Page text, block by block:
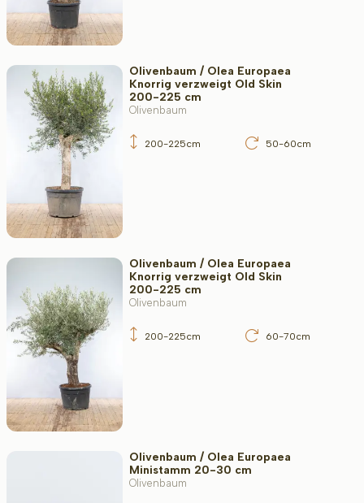
Olivenbaum / Olea Europaea
Knorrig verzweigt Old Skin
200-225 cm
Olivenbaum
200-225cm 50-60cm
Olivenbaum / Olea Europaea
Knorrig verzweigt Old Skin
200-225 cm
Olivenbaum
200-225cm 60-70cm
Olivenbaum / Olea Europaea
Ministamm 20-30 cm
Olivenbaum